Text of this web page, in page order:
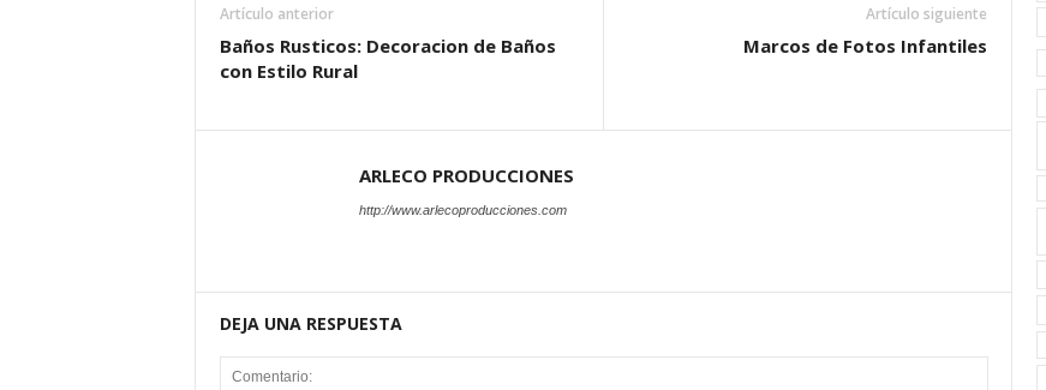
Artículo anterior
Baños Rusticos: Decoracion de Baños
con Estilo Rural
Artículo siguiente
Marcos de Fotos Infantiles
ARLECO PRODUCCIONES
http://www.arlecoproducciones.com
DEJA UNA RESPUESTA